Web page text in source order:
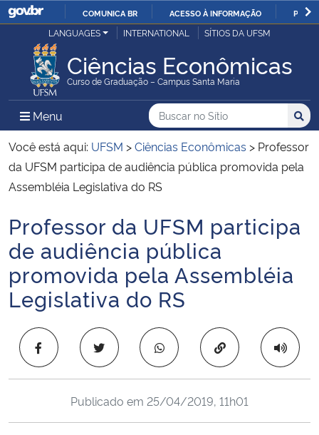
IR
O
COMUNICA BR ACESSO À INFORMAÇÃO
Ministério da Justiça e Segurança Pública
Ministério da Defesa
Ministério das Relações Exteriores
Ministério da Economia
Ministério da Infraestrutura
Ministério da Agricultura, Pecuária e Abastecimento
Ministério da Educação
Ministério da Cidadania
Ministério da Saúde
Ministério de Minas e Energia
LANGUAGES INTERNATIONAL SÍTIOS DA UFSM
Ciências Econômicas
Curso de Graduação – Campus Santa Maria
Menu Menu Principal do Sítio
Busca
Buscar no no Sítio
Busca:
Você está aqui: UFSM >Ciências Econômicas > Professor
da UFSM participa de audiência pública promovida pela
Assembléia Legislativa do RS
Início do conteúdo
Professor da UFSM participa
de audiência pública
promovida pela Assembléia
Legislativa do RS
Copiar para área
Publicado em 25/04/2019, 11h01